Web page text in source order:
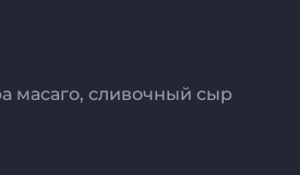
масаго, сливочный сыр